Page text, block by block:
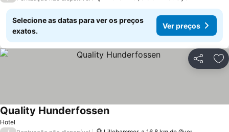
Selecione as datas para ver os preços
exatos.
Ver preços
Partilhar
Hotel
Quality Hunderfossen